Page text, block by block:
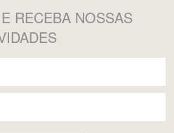
E RECEBA NOSSAS